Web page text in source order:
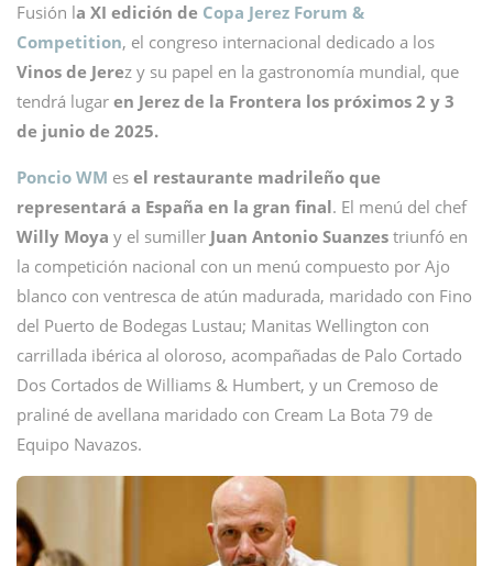
Fusión la XI edición de Copa Jerez Forum &
Competition, el congreso internacional dedicado a los
Vinos de Jerez y su papel en la gastronomía mundial, que
tendrá lugar en Jerez de la Frontera los próximos 2 y 3
de junio de 2025.
Poncio WM es el restaurante madrileño que
representará a España en la gran final. El menú del chef
Willy Moya y el sumiller Juan Antonio Suanzes triunfó en
la competición nacional con un menú compuesto por Ajo
blanco con ventresca de atún madurada, maridado con Fino
del Puerto de Bodegas Lustau; Manitas Wellington con
carrillada ibérica al oloroso, acompañadas de Palo Cortado
Dos Cortados de Williams & Humbert, y un Cremoso de
praliné de avellana maridado con Cream La Bota 79 de
Equipo Navazos.